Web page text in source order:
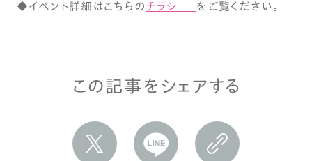
◆イベント詳細はこちらのチラシ をご覧ください。
この記事をシェアする